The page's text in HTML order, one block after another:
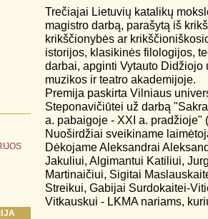
Trečiajai Lietuvių katalikų
magistro darbą, parašytą iš
krikščionybės ar
istorijos, klasikinės filologijos,
darbai, apginti Vytauto
muzikos ir teatro akademijoje.
Premija paskirta Vilniaus
Steponavičiūtei už darbą
a. pabaigoje - XXI a. pradžioje"
Nuoširdžiai sveikiname
Dėkojame Aleksandrai
Jakuliui, Algimantui Katiliui,
Martinaičiui, Sigitai
Streikui, Gabijai Surdokaitei-
Vitkauskui - LKMA nariams,